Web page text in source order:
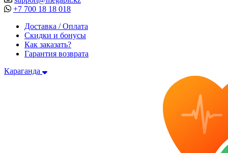
+7 700 18 18 018
Доставка / Оплата
Скидки и бонусы
Как заказать?
Гарантия возврата
Караганда